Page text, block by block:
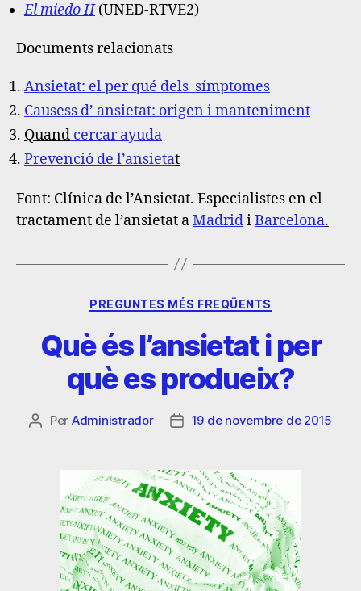
El miedo II (UNED-RTVE2)
Documents relacionats
Ansietat: el per qué dels símptomes
Causess d’ ansietat: origen i manteniment
Quand cercar ayuda
Prevenció de l’ansietat
Font: Clínica de l’Ansietat. Especialistes en el
tractament de l’ansietat aMadridiBarcelona.
PREGUNTES MÉS FREQÜENTS
Què és l’ansietat i per
què es produeix?
Per Administrador 19 de novembre de 2015